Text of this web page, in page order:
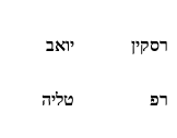
רסקין יואב
רפ טליה